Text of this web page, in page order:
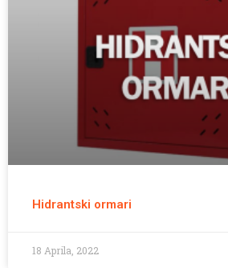
Hidrantski ormari
18 Aprila, 2022